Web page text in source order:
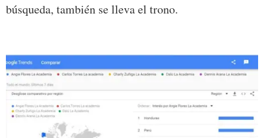
búsqueda, también se lleva el trono.